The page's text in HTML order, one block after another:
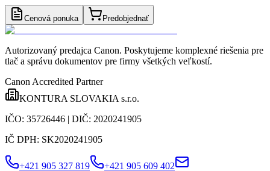
Cenová ponuka Predobjednať
Autorizovaný predajca Canon. Poskytujeme komplexné riešenia pre
tlač a správu dokumentov pre firmy všetkých veľkostí.
Canon Accredited Partner
KONTURA SLOVAKIA s.r.o.
IČO: 35726446 | DIČ: 2020241905
IČ DPH: SK2020241905
+421 905 327 819
+421 905 609 402